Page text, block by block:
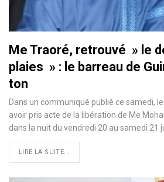
Me Traoré, retrouvé » le
plaies » : le barreau de
ton
Dans un communiqué publié ce samedi,
avoir pris acte de la libération de Me
dans la nuit du vendredi 20 au samedi 21
LIRE LA SUITE...